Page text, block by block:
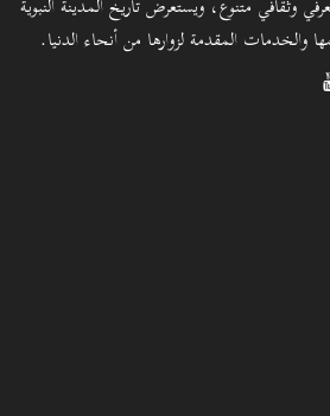
وثقافي متنوع، ويستعرض تاريخ المدينة النبوية
والخدمات المقدمة لزوارها من أنحاء الدنيا.